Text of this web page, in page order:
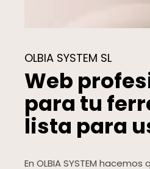
OLBIA SYSTEM SL
Web
para tu
lista para
En OLBIA SYSTEM